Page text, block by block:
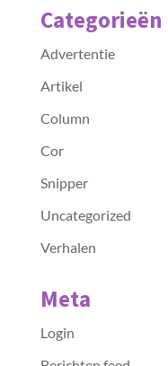
Categorieën
Advertentie
Artikel
Column
Cor
Snipper
Uncategorized
Verhalen
Meta
Login